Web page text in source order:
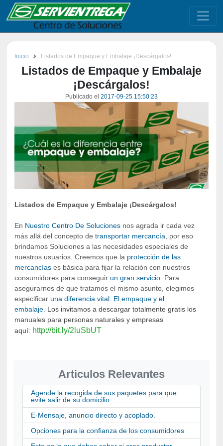
Inicio Listados de Empaque y Embalaje ¡Descárgalos!
Listados de Empaque y Embalaje
¡Descárgalos!
Publicado el 2017-09-25 15:50:23
Listados de Empaque y Embalaje ¡Descárgalos!
En Nuestro Centro De Soluciones nos agrada ir cada vez
más allá del concepto de transportar mercancía , por eso
brindamos Soluciones a las necesidades especiales de
nuestros usuarios. Creemos que la protección de las
mercancías es básica para fijar la relación con nuestros
consumidores para conseguir un gran servicio . Para
asegurarnos de que tratamos el mismo asunto, elegimos
especificar una diferencia vital: El empaque y el
embalaje. Los invitamos a descargar totalmente gratis los
manuales para personas naturales y empresas
aquí: http://bit.ly/2luSbUT
Articulos Relevantes
Agende la recogida de sus paquetes para que
evite salir de su domicilio
E-Mensaje, anuncio directo y acoplado.
Opciones para la confianza de los consumidores